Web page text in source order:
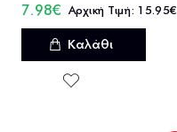
7.98€ 15.95€
Καλάθι